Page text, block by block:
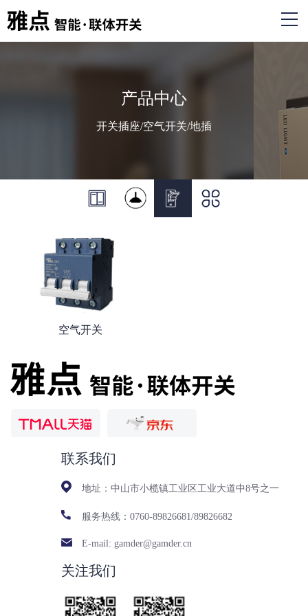
产品中心
开关插座/空气开关/地插
空气开关
联系我们
地址：中山市小榄镇工业区工业大道中8号之一
服务热线：0760-89826681/89826682
E-mail: gamder@gamder.cn
关注我们